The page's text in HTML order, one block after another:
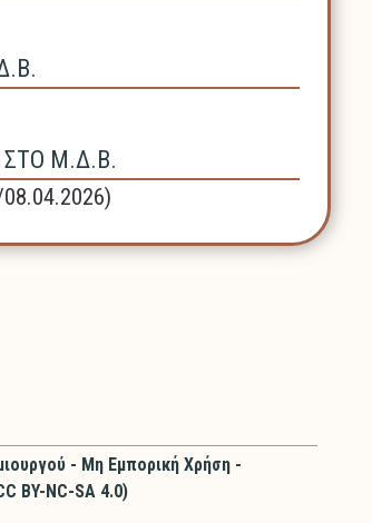
Μ.Δ.Β.
- Μη Εμπορική Χρήση -
BY-NC-SA 4.0)